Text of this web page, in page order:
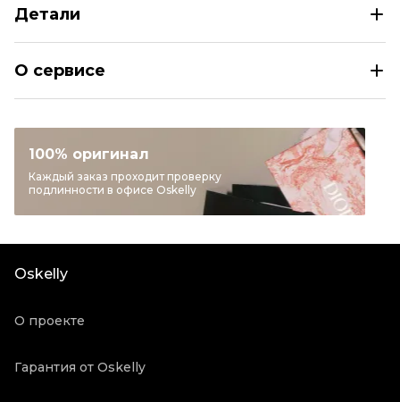
Детали
Категория
Бренд
ALAIA
Материал одежды
Хлопок
Продавец
О сервисе
100% оригинал
Каждый заказ проходит проверку
подлинности в офисе Oskelly
Oskelly
О проекте
Гарантия от Oskelly